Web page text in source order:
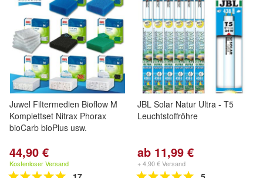
Juwel Filtermedien Bioflow M
Komplettset Nitrax Phorax
bioCarb bioPlus usw.
44,90 €
Kostenloser Versand
JBL Solar Natur Ultra - T5
Leuchtstoffröhre
ab 11,99 €
+ 4,90 € Versand